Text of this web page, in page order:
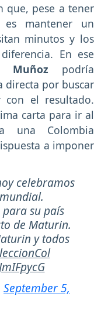
que, pese a tener
mantener un
minutos y los
En ese
Muñoz podría
directa por buscar
con el resultado.
carta para ir al
una Colombia
a imponer
celebramos
su país
de Maturin.
y todos
September 5,